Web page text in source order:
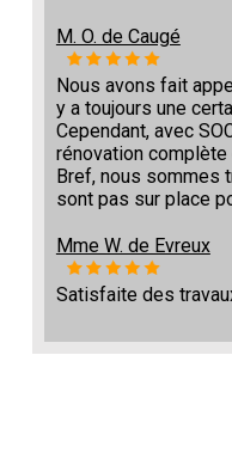
M. O. de Caugé
Nous avons fait
y a toujours une
Cependant, avec
rénovation complète
Bref, nous sommes
sont pas sur place
Mme W. de Evreux
Satisfaite des